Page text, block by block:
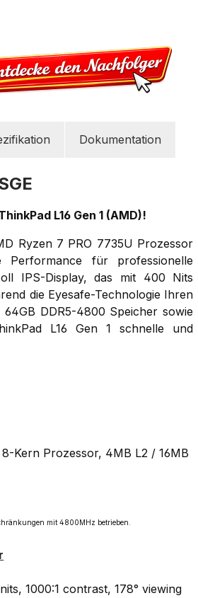
Dokumentation
L16 Gen 1 (AMD)!
Ryzen 7 PRO 7735U Prozessor
Performance für professionelle
IPS-Display, das mit 400 Nits
die Eyesafe-Technologie Ihren
DDR5-4800 Speicher sowie
L16 Gen 1 schnelle und
Kern Prozessor, 4MB L2 / 16MB
mit 4800MHz betrieben.
1000:1 contrast, 178° viewing